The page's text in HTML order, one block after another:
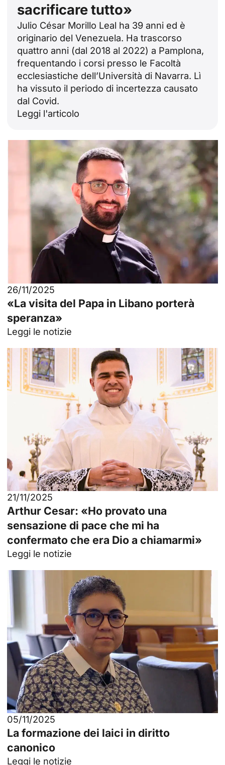
sacrificare tutto»
Julio César Morillo Leal ha 39 anni ed è
originario del Venezuela. Ha trascorso
quattro anni (dal 2018 al 2022) a Pamplona,
frequentando i corsi presso le Facoltà
ecclesiastiche dell’Università di Navarra. Lì
ha vissuto il periodo di incertezza causato
dal Covid.
Leggi l'articolo
26/11/2025
«La visita del Papa in Libano porterà
speranza»
Leggi le notizie
21/11/2025
Arthur Cesar: «Ho provato una
sensazione di pace che mi ha
confermato che era Dio a chiamarmi»
Leggi le notizie
05/11/2025
La formazione dei laici in diritto
canonico
Leggi le notizie